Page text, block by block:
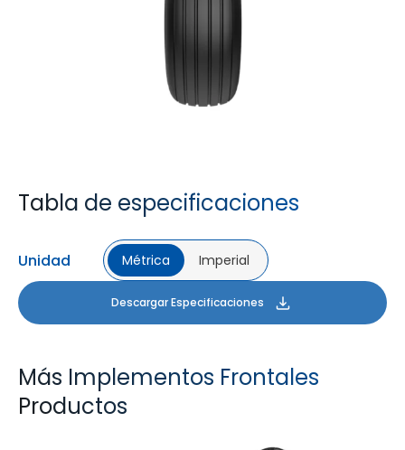
Tabla de especificaciones
Unidad Métrica Imperial
Descargar Especificaciones
Más Implementos Frontales
Productos